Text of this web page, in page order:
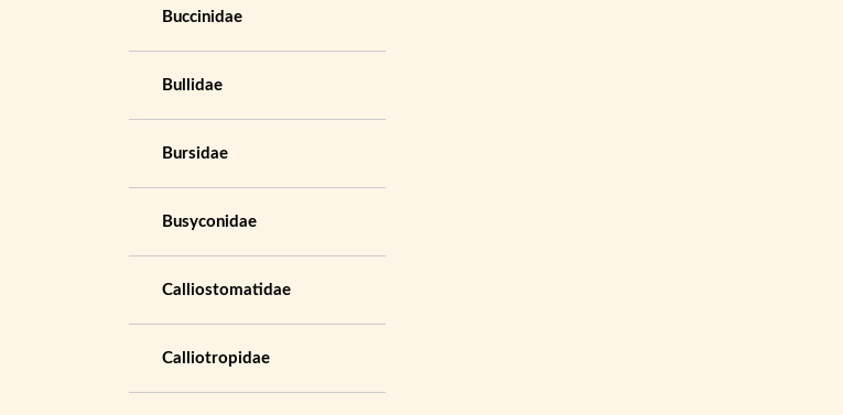
Buccinidae
Bullidae
Bursidae
Busyconidae
Calliostomatidae
Calliotropidae